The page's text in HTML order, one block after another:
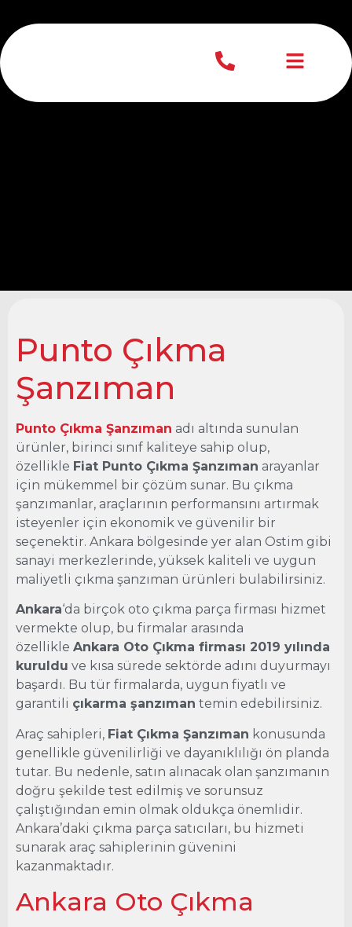
Punto Çıkma
Şanzıman
Ankara Oto Çıkma
Punto Çıkma
Şanzıman
Punto Çıkma Şanzıman adı altında sunulan
ürünler, birinci sınıf kaliteye sahip olup,
özellikle Fiat Punto Çıkma Şanzıman arayanlar
için mükemmel bir çözüm sunar. Bu çıkma
şanzımanlar, araçlarının performansını artırmak
isteyenler için ekonomik ve güvenilir bir
seçenektir. Ankara bölgesinde yer alan Ostim gibi
sanayi merkezlerinde, yüksek kaliteli ve uygun
maliyetli çıkma şanzıman ürünleri bulabilirsiniz.
Ankara‘da birçok oto çıkma parça firması hizmet
vermekte olup, bu firmalar arasında
özellikle Ankara Oto Çıkma firması 2019 yılında
kuruldu ve kısa sürede sektörde adını duyurmayı
başardı. Bu tür firmalarda, uygun fiyatlı ve
garantili çıkarma şanzıman temin edebilirsiniz.
Araç sahipleri, Fiat Çıkma Şanzıman konusunda
genellikle güvenilirliği ve dayanıklılığı ön planda
tutar. Bu nedenle, satın alınacak olan şanzımanın
doğru şekilde test edilmiş ve sorunsuz
çalıştığından emin olmak oldukça önemlidir.
Ankara’daki çıkma parça satıcıları, bu hizmeti
sunarak araç sahiplerinin güvenini
kazanmaktadır.
Ankara Oto Çıkma